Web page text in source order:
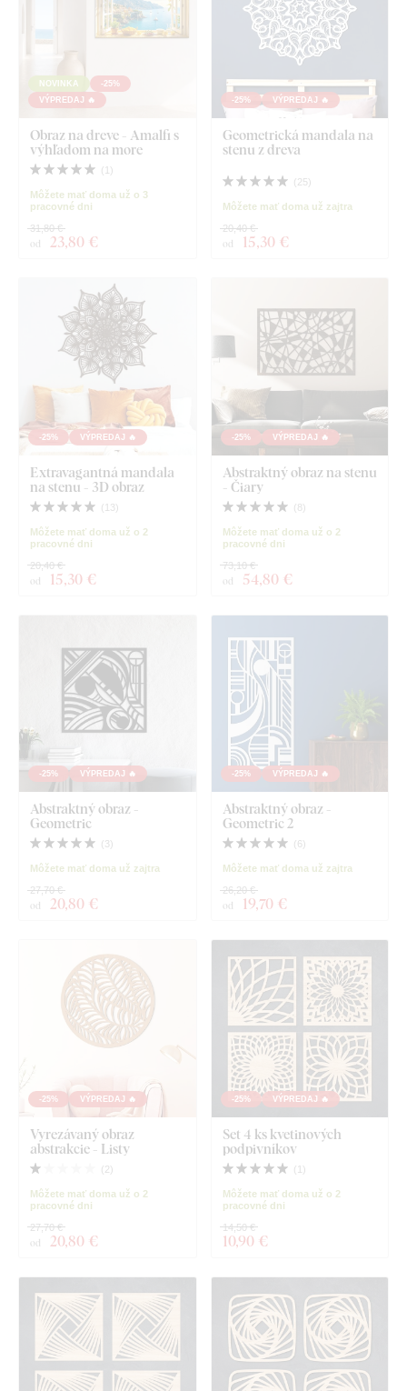
NOVINKA
-25%
VÝPREDAJ 🔥
Obraz na dreve - Amalfi s
výhľadom na more
( 1 )
Môžete mať doma už o 3
pracovné dni
od 23,80 €
31,80 €
-25% VÝPREDAJ 🔥
Geometrická mandala na
stenu z dreva
( 25)
Môžete mať doma už zajtra
od 15,30 €
20,40 €
-25% VÝPREDAJ 🔥
Extravagantná mandala
na stenu - 3D obraz
( 13)
Môžete mať doma už o 2
pracovné dni
od 15,30 €
20,40 €
-25% VÝPREDAJ 🔥
Abstraktný obraz na stenu
- Čiary
( 8 )
Môžete mať doma už o 2
pracovné dni
od 54,80 €
73,10 €
-25% VÝPREDAJ 🔥
Abstraktný obraz -
Geometric
( 3)
Môžete mať doma už zajtra
od 20,80 €
27,70 €
-25% VÝPREDAJ 🔥
Abstraktný obraz -
Geometric 2
( 6 )
Môžete mať doma už zajtra
od 19,70 €
26,20 €
-25% VÝPREDAJ 🔥
Vyrezávaný obraz
abstrakcie - Listy
( 2)
Môžete mať doma už o 2
pracovné dni
od 20,80 €
27,70 €
-25% VÝPREDAJ 🔥
Set 4 ks kvetinových
podpivníkov
( 1 )
Môžete mať doma už o 2
pracovné dni
10,90 €
14,50 €